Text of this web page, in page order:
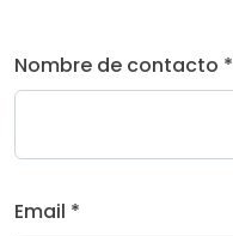
Nombre de contacto *
Email *